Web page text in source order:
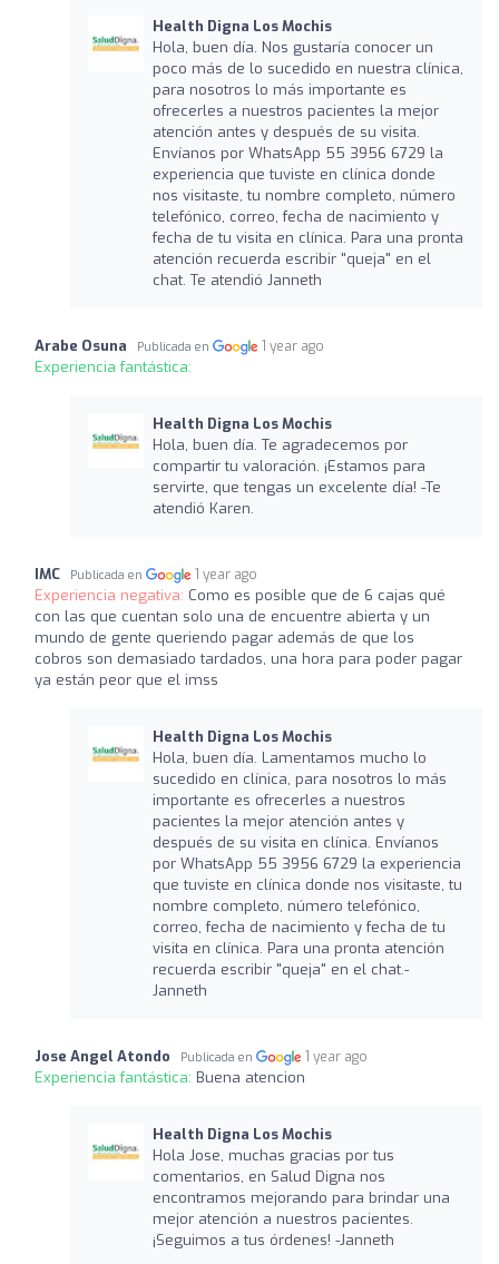
Health Digna Los Mochis
Hola, buen día. Nos gustaría conocer un
poco más de lo sucedido en nuestra clínica,
para nosotros lo más importante es
ofrecerles a nuestros pacientes la mejor
atención antes y después de su visita.
Envíanos por WhatsApp 55 3956 6729 la
experiencia que tuviste en clínica donde
nos visitaste, tu nombre completo, número
telefónico, correo, fecha de nacimiento y
fecha de tu visita en clínica. Para una pronta
atención recuerda escribir "queja" en el
chat. Te atendió Janneth
Arabe Osuna Publicada en 1 year ago
Experiencia fantástica:
Health Digna Los Mochis
Hola, buen día. Te agradecemos por
compartir tu valoración. ¡Estamos para
servirte, que tengas un excelente día! -Te
atendió Karen.
IMC Publicada en 1 year ago
Experiencia negativa: Como es posible que de 6 cajas qué
con las que cuentan solo una de encuentre abierta y un
mundo de gente queriendo pagar además de que los
cobros son demasiado tardados, una hora para poder pagar
ya están peor que el imss
Health Digna Los Mochis
Hola, buen día. Lamentamos mucho lo
sucedido en clínica, para nosotros lo más
importante es ofrecerles a nuestros
pacientes la mejor atención antes y
después de su visita en clínica. Envíanos
por WhatsApp 55 3956 6729 la experiencia
que tuviste en clínica donde nos visitaste, tu
nombre completo, número telefónico,
correo, fecha de nacimiento y fecha de tu
visita en clínica. Para una pronta atención
recuerda escribir "queja" en el chat.-
Janneth
Jose Angel Atondo Publicada en 1 year ago
Experiencia fantástica: Buena atencion
Health Digna Los Mochis
Hola Jose, muchas gracias por tus
comentarios, en Salud Digna nos
encontramos mejorando para brindar una
mejor atención a nuestros pacientes.
¡Seguimos a tus órdenes! -Janneth